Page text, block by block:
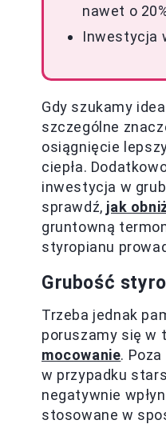
nawet o
Inwestycja
Gdy szukamy
szczególne
osiągnięcie
ciepła.
inwestycja w
sprawdź, jak
gruntowną
styropianu
Grubość
Trzeba jednak
poruszamy się w
mocowanie.
w przypadku
negatywnie
stosowane w